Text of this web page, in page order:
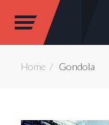
Home Gondola